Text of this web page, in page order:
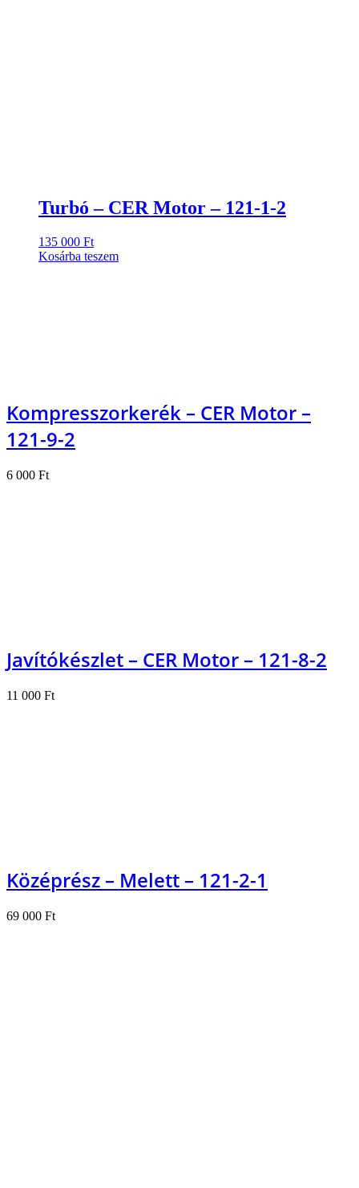
Turbó – CER Motor – 121-1-2
135 000 Ft
Kosárba teszem
Kompresszorkerék – CER Motor –
121-9-2
6 000 Ft
Javítókészlet – CER Motor – 121-8-2
11 000 Ft
Középrész – Melett – 121-2-1
69 000 Ft